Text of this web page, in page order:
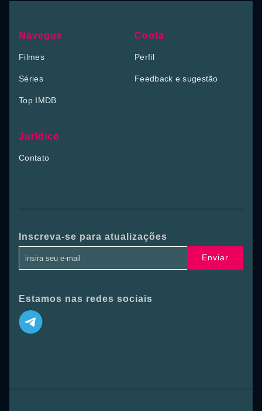
Navegue
Filmes
Séries
Top IMDB
Conta
Perfil
Feedback e sugestão
Jurídico
Contato
Inscreva-se para atualizações
Enviar
Estamos nas redes sociais